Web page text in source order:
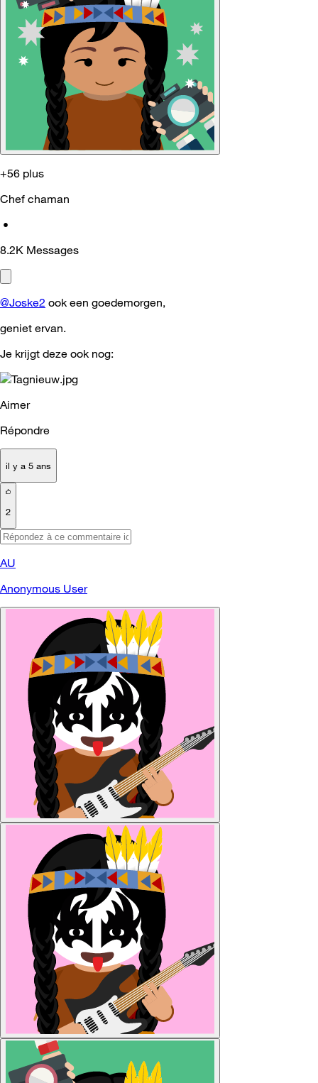
+56 plus
Chef chaman
•
8.2K Messages
@Joske2 ook een goedemorgen,
geniet ervan.
Je krijgt deze ook nog:
Aimer
Répondre
il y a 5 ans
2
AU
Anonymous User